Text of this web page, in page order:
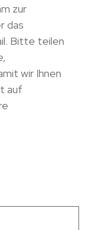
zur
das
Bitte teilen
wir Ihnen
auf